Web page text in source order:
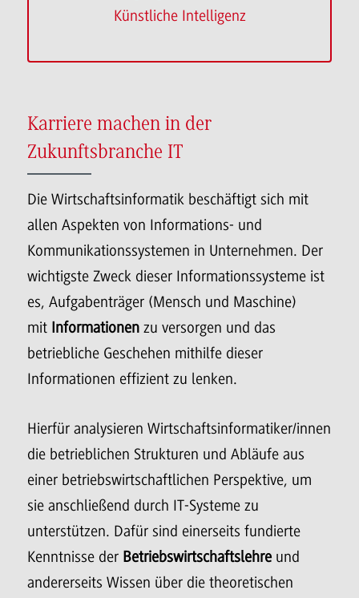
Künstliche Intelligenz
Karriere machen in der
Zukunftsbranche IT
Die Wirtschaftsinformatik beschäftigt sich mit
allen Aspekten von Informations- und
Kommunikationssystemen in Unternehmen. Der
wichtigste Zweck dieser Informationssysteme ist
es, Aufgabenträger (Mensch und Maschine)
mit Informationen zu versorgen und das
betriebliche Geschehen mithilfe dieser
Informationen effizient zu lenken.
Hierfür analysieren Wirtschaftsinformatiker/innen
die betrieblichen Strukturen und Abläufe aus
einer betriebswirtschaftlichen Perspektive, um
sie anschließend durch IT-Systeme zu
unterstützen. Dafür sind einerseits fundierte
Kenntnisse der Betriebswirtschaftslehre und
andererseits Wissen über die theoretischen